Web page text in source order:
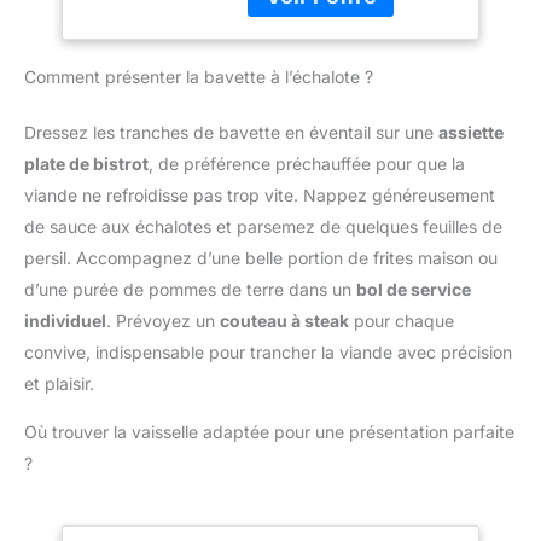
Source de chaleur : les
poêles en fonte sont
les cuisinières, y compris
les cuisinières à
induction à dessus en
verre, les fours, les grils
et même les feux de
camp. P.S. NE FAITES
JAMAIS GLISSER UNE
UNE CUISINIÈRE À
INDUCTION À
surface de la cuisinière si
comme une plaque
décorative de cuisinier.
Les pinces à bout rond
grands tels que des
steaks, des
hamburgers/poissons,
les grillades, de la salade
et plus encore.
COMPATIBLE LAVE-
VAISSELLE: Pince à
cuisine robuste,
résistante à la chaleur,
à manipuler, comme
neuve pour toujours.
inoxydable résistant à la
pour éviter les résidus
surfaces métalliques
peuvent présenter des
fines marques
d'abrasion, qui
n'affectent pas la
fonctionnalité ou la durée
【EXCELLENTE
EXPÉRIENCE
deux pince de cuisine
Comment présenter la bavette à l’échalote ?
Dressez les tranches de bavette en éventail sur une assiette
plate de bistrot , de préférence préchauffée pour que la
viande ne refroidisse pas trop vite. Nappez généreusement
de sauce aux échalotes et parsemez de quelques feuilles de
persil. Accompagnez d’une belle portion de frites maison ou
d’une purée de pommes de terre dans un bol de service
individuel. Prévoyez un couteau à steak pour chaque
convive, indispensable pour trancher la viande avec précision
et plaisir.
Où trouver la vaisselle adaptée pour une présentation parfaite
?